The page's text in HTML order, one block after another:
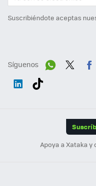
Suscribiéndote aceptas
Síguenos
Apoya a Xataka